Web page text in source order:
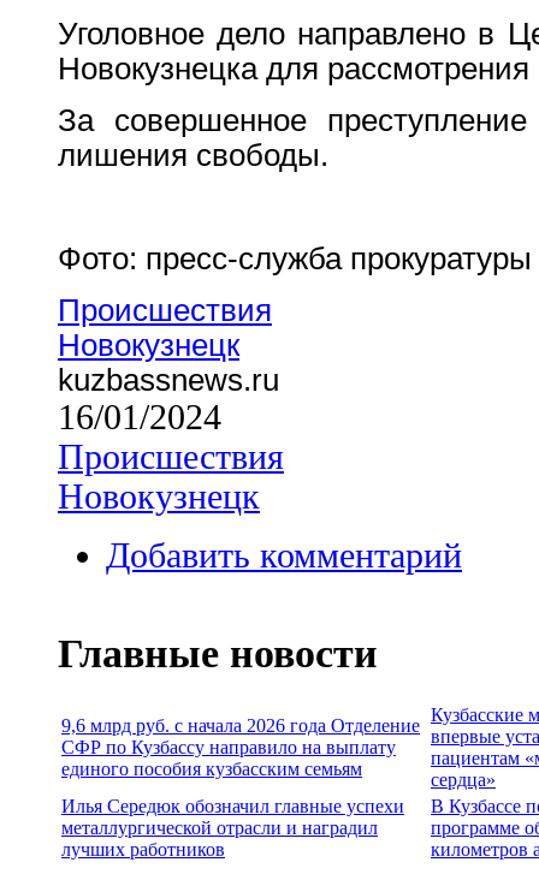
Уголовное дело направлено в
Новокузнецка для рассмотрения
За совершенное
лишения свободы.
Фото: пресс-служба
Происшествия
Новокузнецк
kuzbassnews.ru
16/01/2024
Происшествия
Новокузнецк
Добавить комментарий
Главные новости
9,6 млрд руб. с начала 2026 года Отделение
СФР по Кузбассу направило на выплату
единого пособия кузбасским семьям
Кузбасские
впервые
пациентам
сердца»
Илья Середюк обозначил главные успехи
металлургической отрасли и наградил
лучших работников
В Кузбассе
программе
километров